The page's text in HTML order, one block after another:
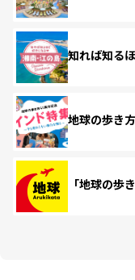
知れば知る
地球の歩き
「地球の歩